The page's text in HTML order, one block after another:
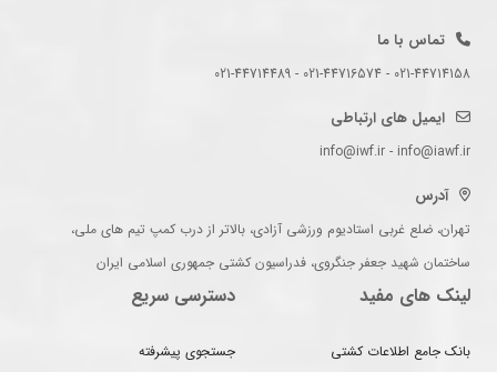
تماس با ما
021-44714158 - 021-44716574 - 021-44714489
ایمیل های ارتباطی
info@iwf.ir - info@iawf.ir
آدرس
تهران، ضلع غربی استادیوم ورزشی آزادی، بالاتر از درب کمپ تیم های ملی،
ساختمان شهید جعفر جنگروی، فدراسیون کشتی جمهوری اسلامی ایران
لینک های مفید
بانک جامع اطلاعات کشتی
دسترسی سریع
جستجوی پیشرفته